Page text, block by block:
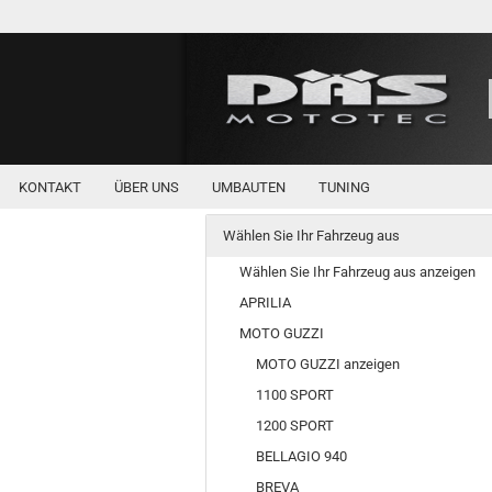
KONTAKT ÜBER UNS UMBAUTEN TUNING
Wählen Sie Ihr Fahrzeug aus
Wählen Sie Ihr Fahrzeug aus anzeigen
APRILIA
MOTO GUZZI
MOTO GUZZI anzeigen
1100 SPORT
1200 SPORT
BELLAGIO 940
BREVA